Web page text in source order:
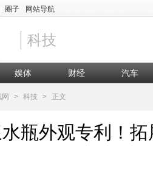
圈子 网站导航
科技
娱体 财经 汽车
> 科技 > 正文
瓶外观专利！